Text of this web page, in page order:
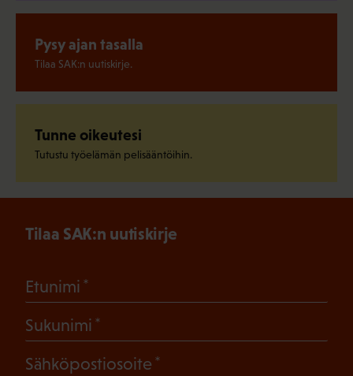
Pysy ajan tasalla
Tilaa SAK:n uutiskirje.
Tunne oikeutesi
Tutustu työelämän pelisääntöihin.
Tilaa SAK:n uutiskirje
Etunimi
Sukunimi
Sähköpostiosoite